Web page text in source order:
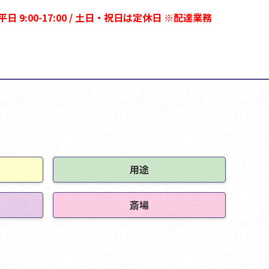
日 9:00-17:00 / 土日・祝日は定休日 ※配達業務
用途
斎場